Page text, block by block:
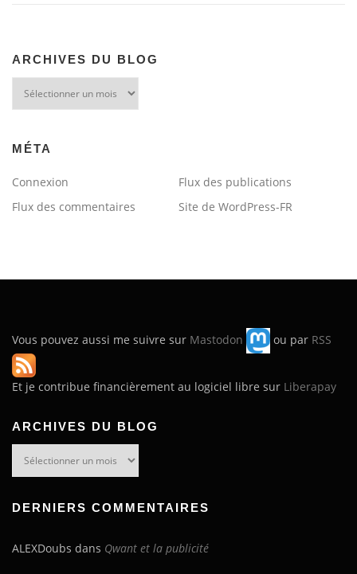
ARCHIVES DU BLOG
MÉTA
Connexion
Flux des publications
Flux des commentaires
Site de WordPress-FR
Vous pouvez aussi me suivre sur Mastodon ou par RSS
Et je contribue financièrement au logiciel libre sur Liberapay
ARCHIVES DU BLOG
DERNIERS COMMENTAIRES
ALEXDoubs dans Qwant et la publicité